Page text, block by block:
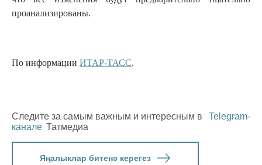
проанализированы.
По информации ИТАР-ТАСС.
Следите за самым важным и интересным в
Telegram-
канале Татмедиа
Яңалыклар битенә керегез